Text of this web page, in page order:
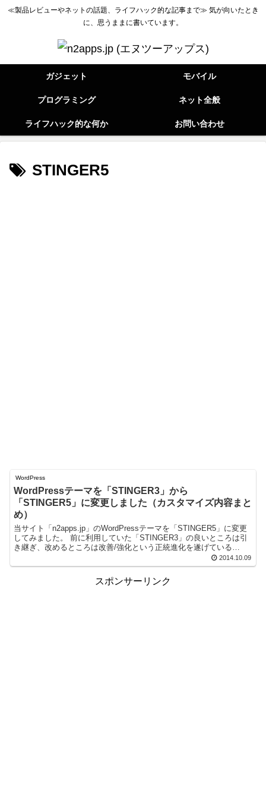
≪製品レビューやネットの話題、ライフハック的な記事まで≫ 気が向いたとき
に、思うままに書いています。
ガジェット モバイル
プログラミング ネット全般
ライフハック的な何か お問い合わせ
STINGER5
WordPress
WordPressテーマを「STINGER3」から
「STINGER5」に変更しました（カスタマイズ内容まと
め）
当サイト「n2apps.jp」のWordPressテーマを「STINGER5」に変更
してみました。 前に利用していた「STINGER3」の良いところは引
き継ぎ、改めるところは改善/強化という正統進化を遂げている
2014.10.09
スポンサーリンク